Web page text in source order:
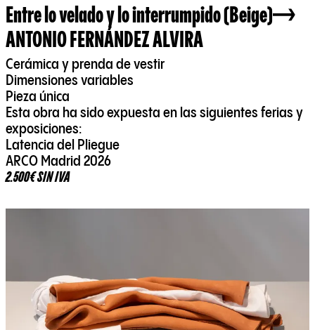
Entre lo velado y lo interrumpido (Beige)
ANTONIO FERNÁNDEZ ALVIRA
Cerámica y prenda de vestir
Dimensiones variables
Pieza única
Esta obra ha sido expuesta en las siguientes ferias y
exposiciones:
Latencia del Pliegue
ARCO Madrid 2026
2.500€ SIN IVA